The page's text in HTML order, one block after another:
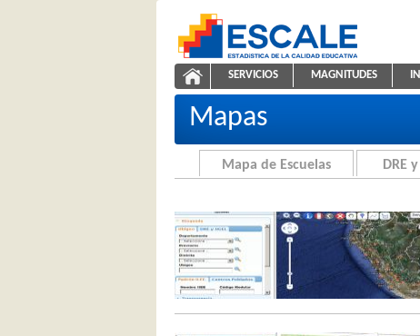
ESCALE - Unidad de
Cartografía de la Educación
NAVEGACIÓN
SERVICIOS MAGNITUDES
Mapas
Mapa de Escuelas DRE